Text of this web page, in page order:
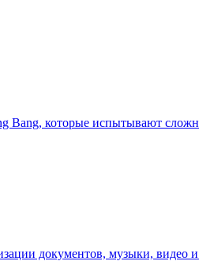
Bang, которые испытывают
документов, музыки,